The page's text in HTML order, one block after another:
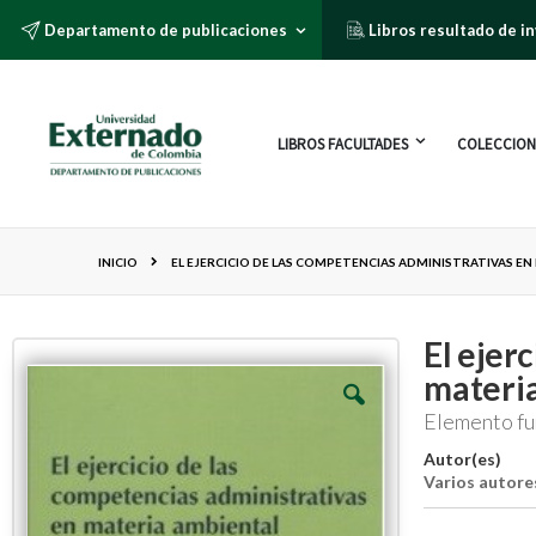
Departamento de publicaciones Libros resultado de
LIBROS FACULTADES
INICIO EL EJERCICIO DE LAS COMPETENCIAS ADMINISTRATIVAS
El
Elemento
Autor(es)
Varios